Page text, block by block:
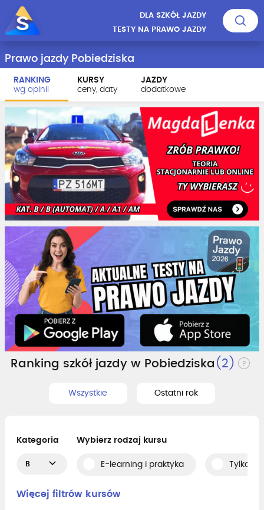
DLA SZKÓŁ JAZDY
TESTY NA PRAWO JAZDY
Prawo jazdy Pobiedziska
RANKING
wg opinii
KURSY
ceny, daty
JAZDY
dodatkowe
Ranking szkół jazdy w Pobiedziska (2)
Wszystkie Ostatni rok
Kategoria
B
Wybierz rodzaj kursu
E-learning i praktyka Tylko
Więcej filtrów kursów